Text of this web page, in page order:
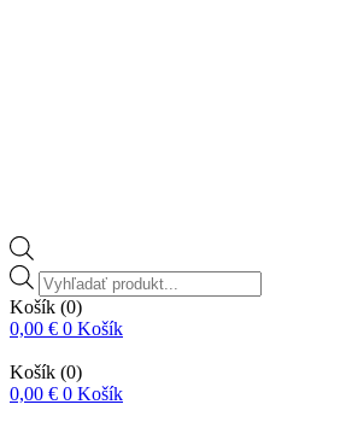
Vyhľadávanie
produktov
Košík (0)
0,00 € 0 Košík
Košík (0)
0,00 € 0 Košík